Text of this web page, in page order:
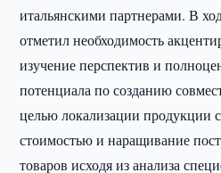
итальянскими партнерами. В
отметил необходимость
изучение перспектив и
потенциала по созданию
целью локализации продукции
стоимостью и наращивание
товаров исходя из анализа